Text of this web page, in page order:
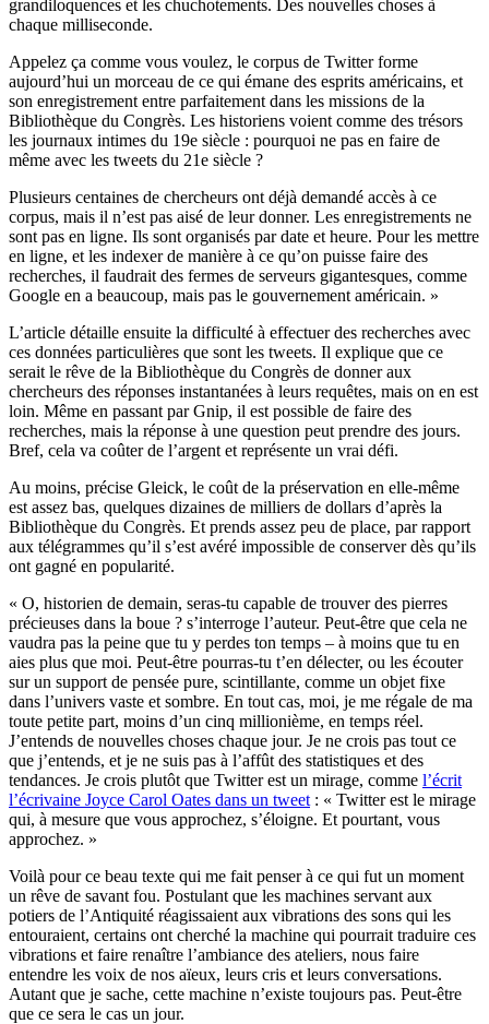
grandiloquences et les chuchotements. Des nouvelles choses à
chaque milliseconde.
Appelez ça comme vous voulez, le corpus de Twitter forme
aujourd’hui un morceau de ce qui émane des esprits américains, et
son enregistrement entre parfaitement dans les missions de la
Bibliothèque du Congrès. Les historiens voient comme des trésors
les journaux intimes du 19e siècle : pourquoi ne pas en faire de
même avec les tweets du 21e siècle ?
Plusieurs centaines de chercheurs ont déjà demandé accès à ce
corpus, mais il n’est pas aisé de leur donner. Les enregistrements ne
sont pas en ligne. Ils sont organisés par date et heure. Pour les mettre
en ligne, et les indexer de manière à ce qu’on puisse faire des
recherches, il faudrait des fermes de serveurs gigantesques, comme
Google en a beaucoup, mais pas le gouvernement américain. »
L’article détaille ensuite la difficulté à effectuer des recherches avec
ces données particulières que sont les tweets. Il explique que ce
serait le rêve de la Bibliothèque du Congrès de donner aux
chercheurs des réponses instantanées à leurs requêtes, mais on en est
loin. Même en passant par Gnip, il est possible de faire des
recherches, mais la réponse à une question peut prendre des jours.
Bref, cela va coûter de l’argent et représente un vrai défi.
Au moins, précise Gleick, le coût de la préservation en elle-même
est assez bas, quelques dizaines de milliers de dollars d’après la
Bibliothèque du Congrès. Et prends assez peu de place, par rapport
aux télégrammes qu’il s’est avéré impossible de conserver dès qu’ils
ont gagné en popularité.
« O, historien de demain, seras-tu capable de trouver des pierres
précieuses dans la boue ? s’interroge l’auteur. Peut-être que cela ne
vaudra pas la peine que tu y perdes ton temps – à moins que tu en
aies plus que moi. Peut-être pourras-tu t’en délecter, ou les écouter
sur un support de pensée pure, scintillante, comme un objet fixe
dans l’univers vaste et sombre. En tout cas, moi, je me régale de ma
toute petite part, moins d’un cinq millionième, en temps réel.
J’entends de nouvelles choses chaque jour. Je ne crois pas tout ce
que j’entends, et je ne suis pas à l’affût des statistiques et des
tendances. Je crois plutôt que Twitter est un mirage, comme l’écrit
l’écrivaine Joyce Carol Oates dans un tweet : « Twitter est le mirage
qui, à mesure que vous approchez, s’éloigne. Et pourtant, vous
approchez. »
Voilà pour ce beau texte qui me fait penser à ce qui fut un moment
un rêve de savant fou. Postulant que les machines servant aux
potiers de l’Antiquité réagissaient aux vibrations des sons qui les
entouraient, certains ont cherché la machine qui pourrait traduire ces
vibrations et faire renaître l’ambiance des ateliers, nous faire
entendre les voix de nos aïeux, leurs cris et leurs conversations.
Autant que je sache, cette machine n’existe toujours pas. Peut-être
que ce sera le cas un jour.